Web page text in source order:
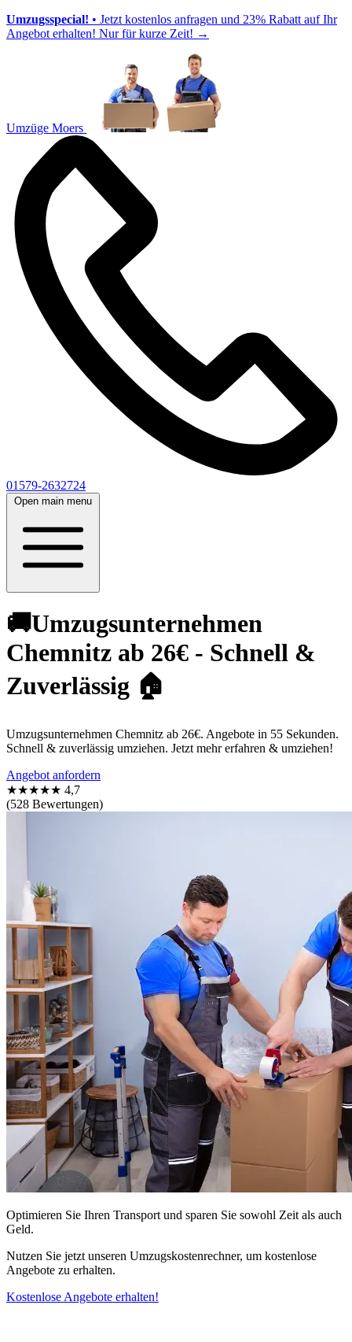
Umzugsspecial! • Jetzt kostenlos anfragen und 23% Rabatt auf Ihr
Angebot erhalten! Nur für kurze Zeit! →
Umzüge Moers
01579-2632724
Open main menu
🚚Umzugsunternehmen
Chemnitz ab 26€ - Schnell &
Zuverlässig 🏠
Umzugsunternehmen Chemnitz ab 26€. Angebote in 55 Sekunden.
Schnell & zuverlässig umziehen. Jetzt mehr erfahren & umziehen!
Angebot anfordern
★★★★★ 4,7
(528 Bewertungen)
Optimieren Sie Ihren Transport und sparen Sie sowohl Zeit als auch
Geld.
Nutzen Sie jetzt unseren Umzugskostenrechner, um kostenlose
Angebote zu erhalten.
Kostenlose Angebote erhalten!